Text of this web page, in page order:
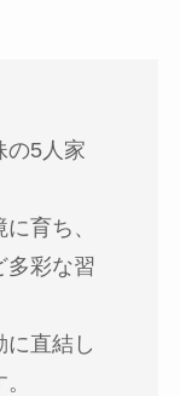
の5人家
育ち、
多彩な習
に直結し